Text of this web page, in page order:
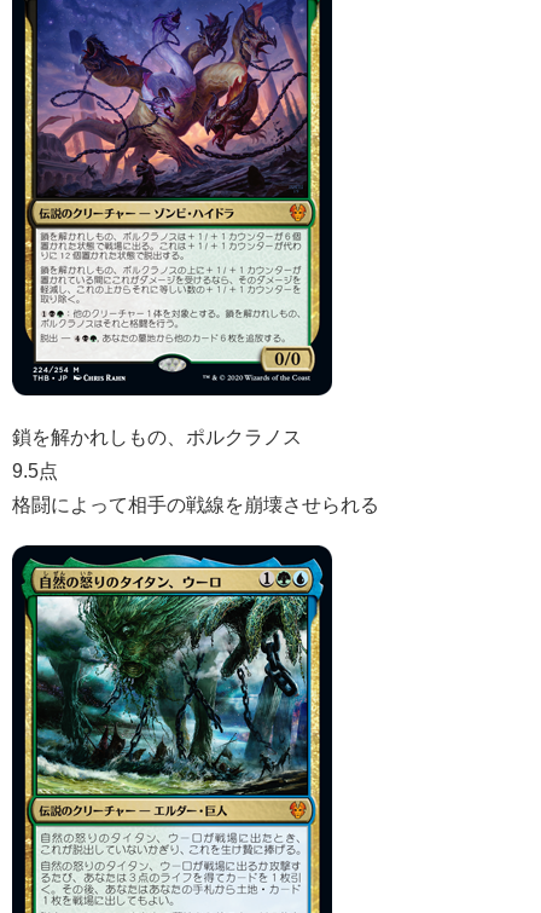
鎖を解かれしもの、ポルクラノス
9.5点
格闘によって相手の戦線を崩壊させられる